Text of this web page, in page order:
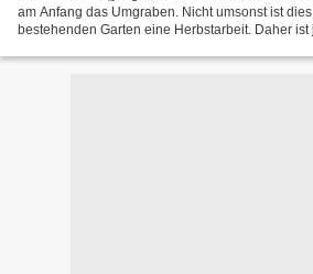
am Anfang das Umgraben. Nicht umsonst ist
bestehenden Garten eine Herbstarbeit. Daher ist